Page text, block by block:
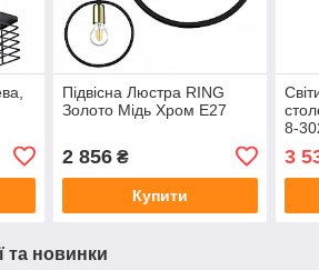
Підвісна Люстра RING
Золото Мідь Хром E27
2 856₴
Купити
8-
3
та новинки